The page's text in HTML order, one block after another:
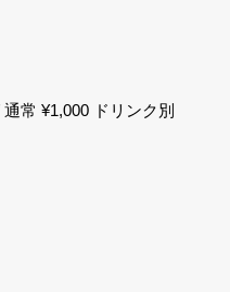
常 ¥1,000 ドリンク別